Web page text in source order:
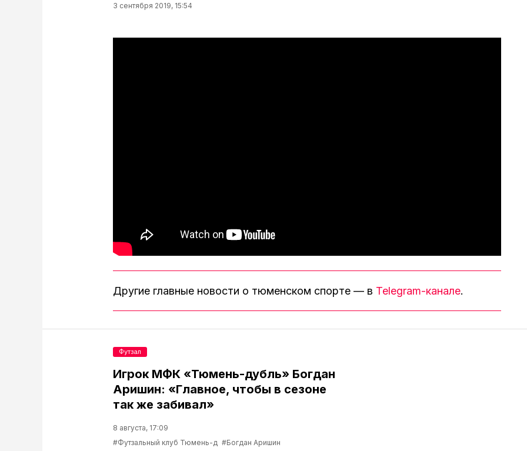
3 сентября 2019, 15:54
Другие главные новости о тюменском спорте — в Telegram-канале.
Игрок МФК «Тюмень-дубль» Богдан
Аришин: «Главное, чтобы в сезоне
так же забивал»
8 августа, 17:09
#Футзальный клуб Тюмень-д #Богдан Аришин
Футзал